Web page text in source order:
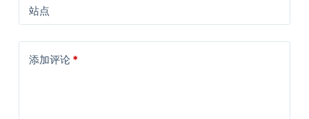
站点
添加评论*